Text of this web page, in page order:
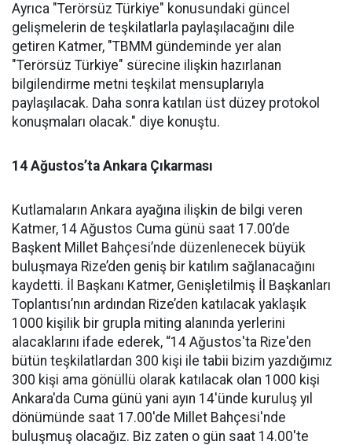
Ayrıca "Terörsüz Türkiye" konusundaki güncel
gelişmelerin de teşkilatlarla paylaşılacağını dile
getiren Katmer, "TBMM gündeminde yer alan
"Terörsüz Türkiye" sürecine ilişkin hazırlanan
bilgilendirme metni teşkilat mensuplarıyla
paylaşılacak. Daha sonra katılan üst düzey protokol
konuşmaları olacak." diye konuştu.
14 Ağustos’ta Ankara Çıkarması
Kutlamaların Ankara ayağına ilişkin de bilgi veren
Katmer, 14 Ağustos Cuma günü saat 17.00’de
Başkent Millet Bahçesi’nde düzenlenecek büyük
buluşmaya Rize’den geniş bir katılım sağlanacağını
kaydetti. İl Başkanı Katmer, Genişletilmiş İl Başkanları
Toplantısı’nın ardından Rize’den katılacak yaklaşık
1000 kişilik bir grupla miting alanında yerlerini
alacaklarını ifade ederek, “14 Ağustos'ta Rize'den
bütün teşkilatlardan 300 kişi ile tabii bizim yazdığımız
300 kişi ama gönüllü olarak katılacak olan 1000 kişi
Ankara'da Cuma günü yani ayın 14'ünde kuruluş yıl
dönümünde saat 17.00'de Millet Bahçesi'nde
buluşmuş olacağız. Biz zaten o gün saat 14.00'te